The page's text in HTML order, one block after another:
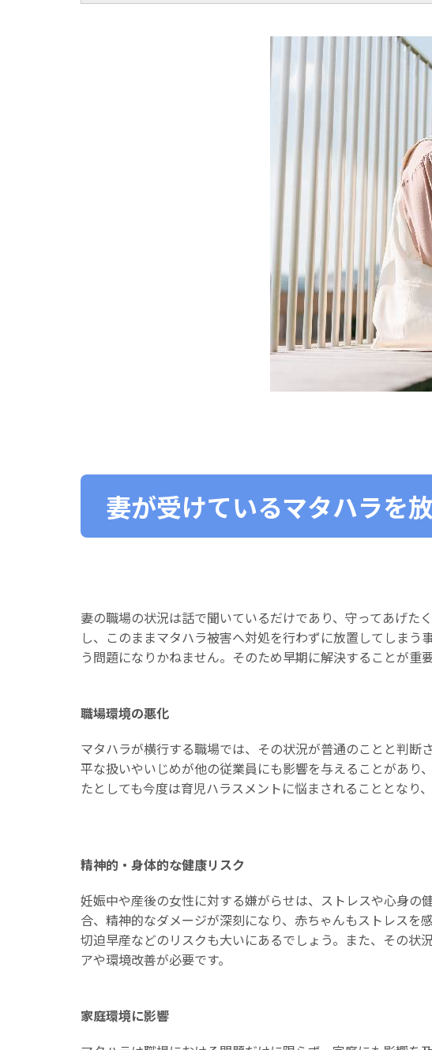
妻が受けているマタハラを
妻の職場の状況は話で聞いているだけであり、守ってあげ
し、このままマタハラ被害へ対処を行わずに放置してしま
う問題になりかねません。そのため早期に解決することが重要
職場環境の悪化
マタハラが横行する職場では、その状況が普通のことと判
平な扱いやいじめが他の従業員にも影響を与えることがあり
たとしても今度は育児ハラスメントに悩まされることとなり
精神的・身体的な健康リスク
妊娠中や産後の女性に対する嫌がらせは、ストレスや心身
合、精神的なダメージが深刻になり、赤ちゃんもストレス
切迫早産などのリスクも大いにあるでしょう。また、その
アや環境改善が必要です。
家庭環境に影響